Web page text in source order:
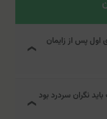
اول پس از زایمان
اساس آمارها، شیوع تخمینی آن در سراسر جهان بین ۳ تا ۵
مزمن هستند.
نگران سردرد بود